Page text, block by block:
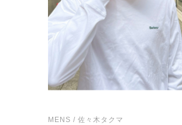
MENS / 佐々木タクマ